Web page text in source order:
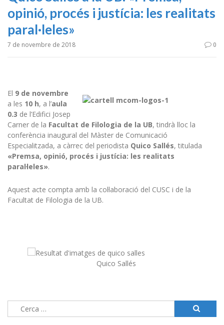
opinió, procés i justícia: les realitats
paral·leles»
7 de novembre de 2018 0
El 9 de novembre
a les 10 h, a l’aula
0.3 de l’Edifici Josep
Carner de la Facultat de Filologia de la UB, tindrà lloc la
conferència inaugural del Màster de Comunicació
Especialitzada, a càrrec del periodista Quico Sallés, titulada
«Premsa, opinió, procés i justícia: les realitats
paral·leles».
Aquest acte compta amb la col·laboració del CUSC i de la
Facultat de Filologia de la UB.
Quico Sallés
Cerca: